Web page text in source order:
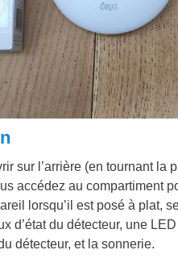
sur l’arrière (en tournant
accédez au compartiment
lorsqu’il est posé à plat,
d’état du détecteur, une
détecteur, et la sonnerie.